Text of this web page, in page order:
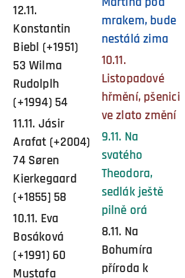
12.11.
Konstantin
Biebl (+1951)
53 Wilma
Rudolplh
(+1994) 54
11.11. Jásir
Arafat (+2004)
74 Søren
Kierkegaard
(+1855] 58
10.11. Eva
Bosáková
(+1991) 60
Mustafa
mrakem, bude
nestálá zima
10.11.
Listopadové
hřmění, pšenici
ve zlato změní
9.11. Na
svatého
Theodora,
sedlák ještě
pilně orá
8.11. Na
Bohumíra
příroda k